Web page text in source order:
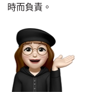
時而負責。